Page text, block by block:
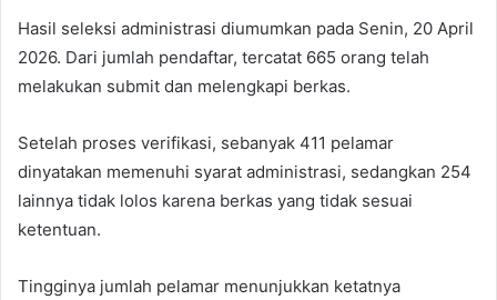
Hasil seleksi administrasi diumumkan pada Senin, 20 April
2026. Dari jumlah pendaftar, tercatat 665 orang telah
melakukan submit dan melengkapi berkas.
Setelah proses verifikasi, sebanyak 411 pelamar
dinyatakan memenuhi syarat administrasi, sedangkan 254
lainnya tidak lolos karena berkas yang tidak sesuai
ketentuan.
Tingginya jumlah pelamar menunjukkan ketatnya